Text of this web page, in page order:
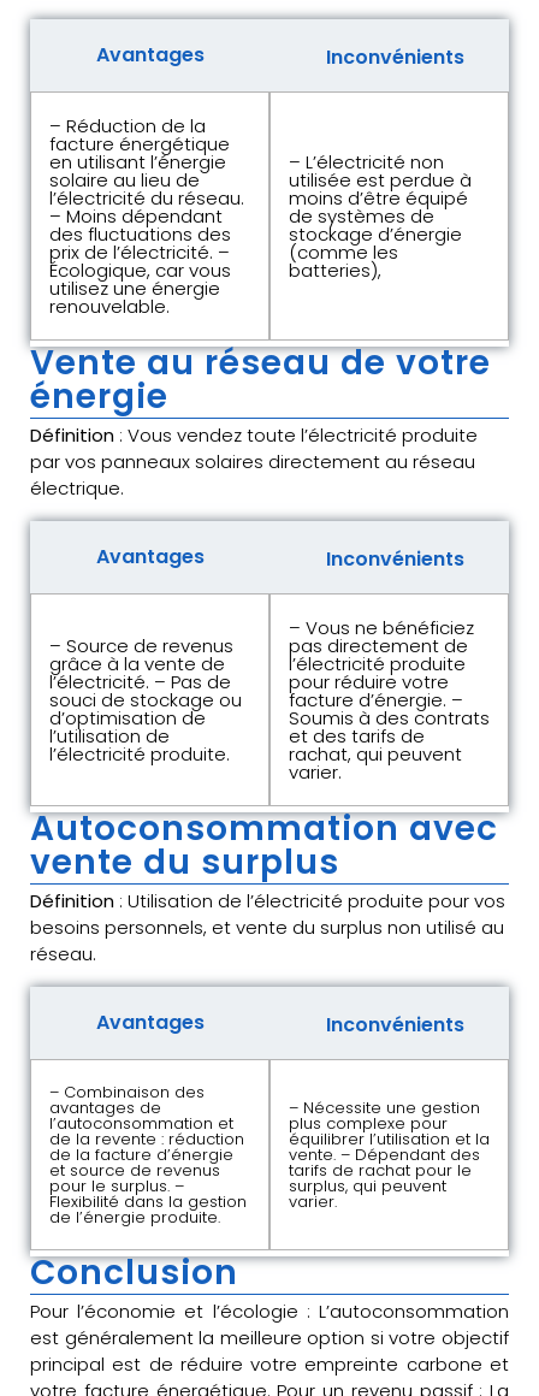
Avantages Inconvénients
– Réduction de la
facture énergétique
en utilisant l’énergie
solaire au lieu de
l’électricité du réseau.
– Moins dépendant
des fluctuations des
prix de l’électricité. –
Écologique, car vous
utilisez une énergie
renouvelable.
– L’électricité non
utilisée est perdue à
moins d’être équipé
de systèmes de
stockage d’énergie
(comme les
batteries),
Vente au réseau de votre
énergie
Définition : Vous vendez toute l’électricité produite
par vos panneaux solaires directement au réseau
électrique.
Avantages Inconvénients
– Source de revenus
grâce à la vente de
l’électricité. – Pas de
souci de stockage ou
d’optimisation de
l’utilisation de
l’électricité produite.
– Vous ne bénéficiez
pas directement de
l’électricité produite
pour réduire votre
facture d’énergie. –
Soumis à des contrats
et des tarifs de
rachat, qui peuvent
varier.
Autoconsommation avec
vente du surplus
Définition : Utilisation de l’électricité produite pour vos
besoins personnels, et vente du surplus non utilisé au
réseau.
Avantages Inconvénients
– Combinaison des
avantages de
l’autoconsommation et
de la revente : réduction
de la facture d’énergie
et source de revenus
pour le surplus. –
Flexibilité dans la gestion
de l’énergie produite.
– Nécessite une gestion
plus complexe pour
équilibrer l’utilisation et la
vente. – Dépendant des
tarifs de rachat pour le
surplus, qui peuvent
varier.
Conclusion
Pour l’économie et l’écologie : L’autoconsommation
est généralement la meilleure option si votre objectif
principal est de réduire votre empreinte carbone et
votre facture énergétique. Pour un revenu passif : La